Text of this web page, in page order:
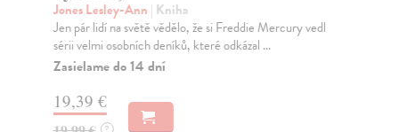
Jones Lesley-Ann | Kniha
Jen pár lidí na světě vědělo, že si Freddie Mercury vedl
sérii velmi osobních deníků, které odkázal ...
Zasielame do 14 dní
19,39 €